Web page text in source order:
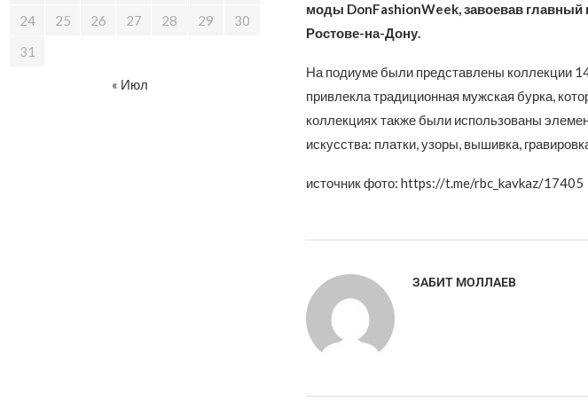
моды DonFashionWeek, завоевав
Ростове-на-Дону.
На подиуме были представлены коллекции
привлекла традиционная мужская бурка,
коллекциях также были использованы
искусства: платки, узоры, вышивка,
источник фото: https://t.me/rbc_kavkaz/17405
ЗАБИТ МОЛЛАЕВ
24
25 26 27 28 29
30
31
« Июл